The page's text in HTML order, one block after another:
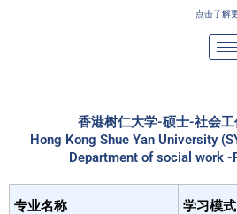
点击了解
香港树仁大学-硕士-社会
Hong Kong Shue Yan University
Department of social work
专业名称 学习模式